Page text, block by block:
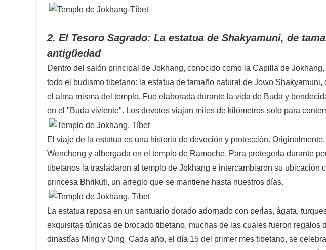
2. El Tesoro Sagrado: La estatua de Shakyamuni, de
antigüedad
Dentro del salón principal de Jokhang, conocido como la Capilla de
todo el budismo tibetano: la estatua de tamaño natural de Jowo
el alma misma del templo. Fue elaborada durante la vida de Buda y
en el "Buda viviente". Los devotos viajan miles de kilómetros solo para
El viaje de la estatua es una historia de devoción y protección.
Wencheng y albergada en el templo de Ramoche. Para protegerla durante
tibetanos la trasladaron al templo de Jokhang e intercambiaron su ubicación
princesa Bhrikuti, un arreglo que se mantiene hasta nuestros días.
La estatua reposa en un santuario dorado adornado con perlas, ágata,
exquisitas túnicas de brocado tibetano, muchas de las cuales fueron regalos
dinastías Ming y Qing. Cada año, el día 15 del primer mes tibetano, se